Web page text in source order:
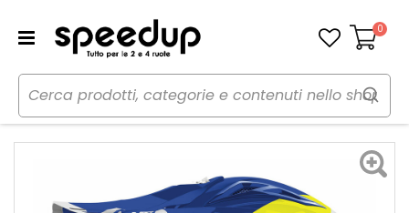
Carrello
0
Home Moto Caschi moto
Caschi
Casco Cross Aviator Ace II Shield